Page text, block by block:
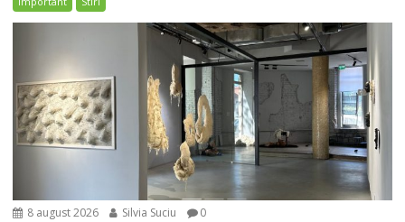
8 august 2026 Silvia Suciu 0